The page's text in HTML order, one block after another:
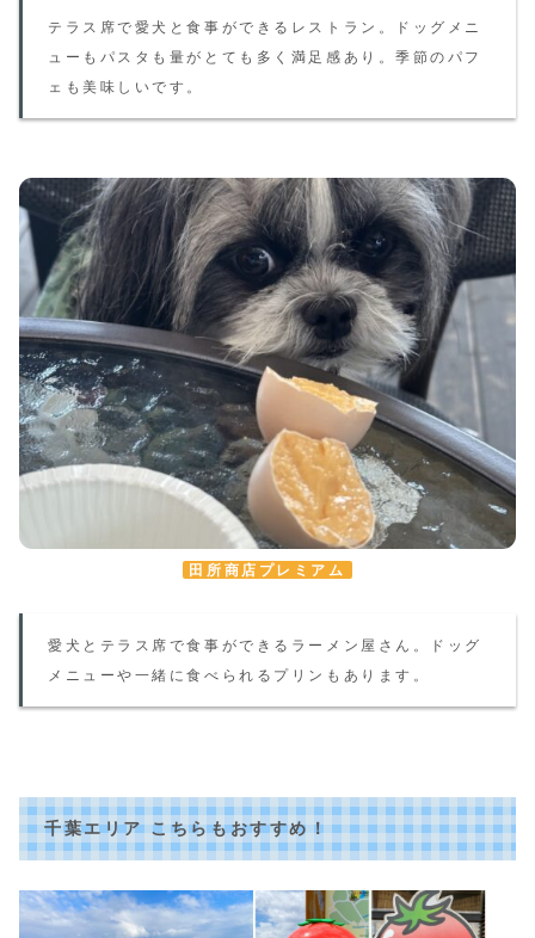
テラス席で愛犬と食事ができるレストラン。ドッグメニ
ューもパスタも量がとても多く満足感あり。季節のパフ
ェも美味しいです。
田所商店プレミアム
愛犬とテラス席で食事ができるラーメン屋さん。ドッグ
メニューや一緒に食べられるプリンも あります 。
千葉エリア こちらもおすすめ！